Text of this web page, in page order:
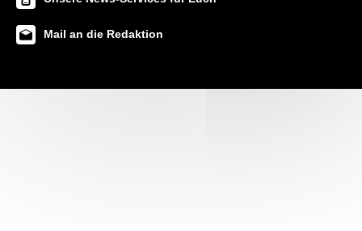
Mail an die Redaktion